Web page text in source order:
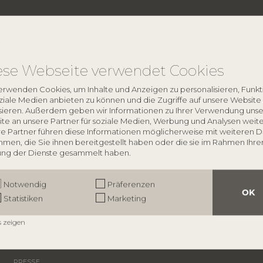
Webseite verwendet Cookies
Cookies, um Inhalte und Anzeigen zu personalisieren,
Medien anbieten zu können und die Zugriffe auf unsere Website
Außerdem geben wir Informationen zu Ihrer Verwendung
an unsere Partner für soziale Medien, Werbung und Analysen
Partner führen diese Informationen möglicherweise mit weiteren
die Sie ihnen bereitgestellt haben oder die sie im Rahmen
der Dienste gesammelt haben.
OK
Notwendig
Präferenzen
Statistiken
Marketing
zeigen
ÜBER BLOOMINGVILLE
Über uns
Smiley
​Datenschutzpolitik
Impressum